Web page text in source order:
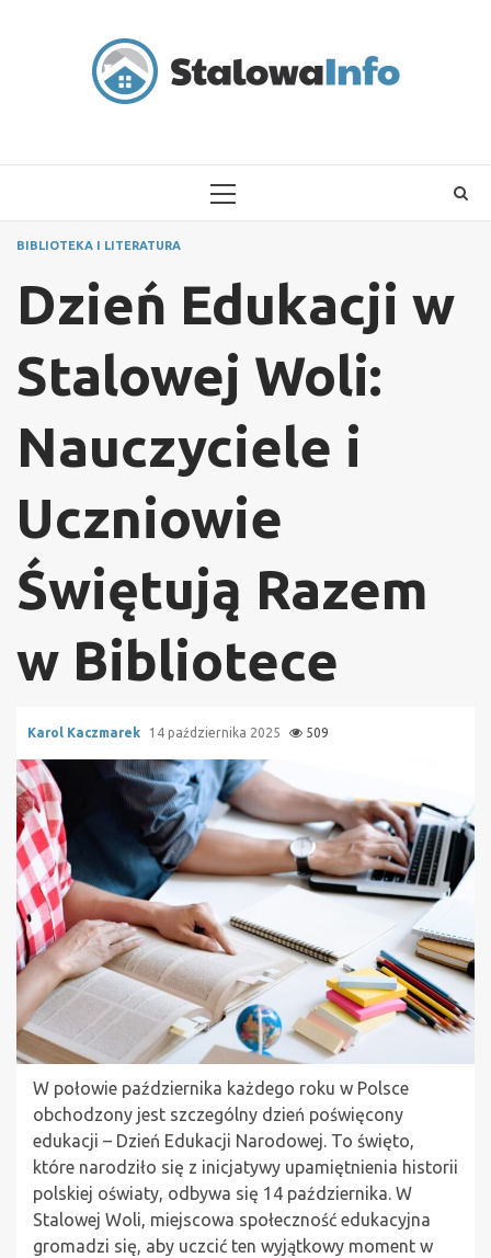
PRIMARY
BIBLIOTEKA I LITERATURA
Dzień Edukacji w
Stalowej Woli:
Nauczyciele i
Uczniowie
Świętują Razem
w Bibliotece
Karol Kaczmarek 14 października 2025 509
W połowie października każdego roku w Polsce
obchodzony jest szczególny dzień poświęcony
edukacji – Dzień Edukacji Narodowej. To święto,
które narodziło się z inicjatywy upamiętnienia historii
polskiej oświaty, odbywa się 14 października. W
Stalowej Woli, miejscowa społeczność edukacyjna
gromadzi się, aby uczcić ten wyjątkowy moment w